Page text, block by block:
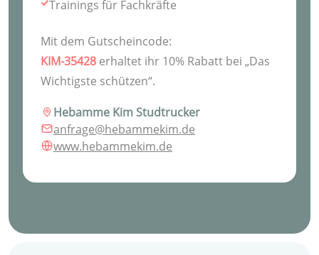
Trainings für Fachkräfte
Mit dem Gutscheincode:
KIM-35428 erhaltet ihr 10% Rabatt bei „Das
Wichtigste schützen“.
Hebamme Kim Studtrucker
anfrage@hebammekim.de
www.hebammekim.de